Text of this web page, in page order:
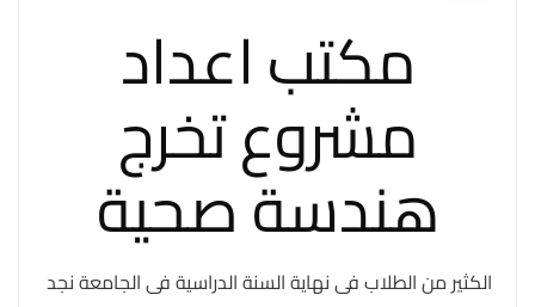
مكتب اعداد
مشروع تخرج
هندسة صحية
الكثير من الطلاب فى نهاية السنة الدراسية فى الجامعة نجد